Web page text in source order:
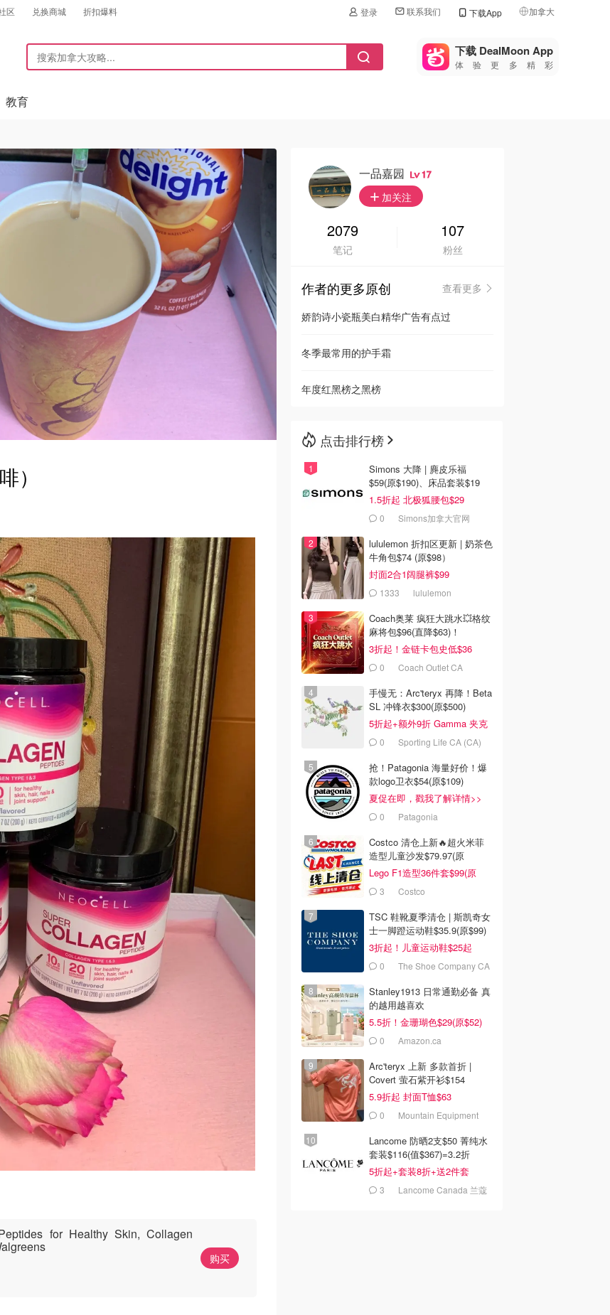
区 兑换商城 折扣爆料 登录 联系我们 下载App 加拿大
🇺🇸
美国
🇨🇳中国
🇮🇹
🇦🇺
🇳🇿新西兰
下载 DealMoon App
体验更多精彩
教育
）
for Healthy Skin, Collagen
购买
一品嘉园 17
加关注
2079
笔记
107
粉丝
作者的更多原创
查看更多
娇韵诗小瓷瓶美白精华广告有点过
冬季最常用的护手霜
年度红黑榜之黑榜
点击排行榜
Simons 大降 | 麂皮乐福
$59(原$190)、床品套装$19
1.5折起 北极狐腰包$29
0 Simons加拿大官网
lululemon 折扣区更新 | 奶茶色
牛角包$74 (原$98）
封面2合1阔腿裤$99
1333 lululemon
Coach奥莱 疯狂大跳水💥格纹
麻将包$96(直降$63)！
3折起！金链卡包史低$36
0 Coach Outlet CA
手慢无：Arc'teryx 再降！Beta
SL 冲锋衣$300(原$500)
5折起+额外9折 Gamma 夹克
$2380 Sporting Life CA (CA)
抢！Patagonia 海量好价！爆
款logo卫衣$54(原$109)
夏促在即，戳我了解详情>>
0 Patagonia
Costco 清仓上新🔥超火米菲
造型儿童沙发$79.97(原
$129.99)
Lego F1造型36件套$99(原
$159)
3 Costco
TSC 鞋靴夏季清仓 | 斯凯奇女
士一脚蹬运动鞋$35.9(原$99)
3折起！儿童运动鞋$25起
0
The Shoe Company CA
Stanley1913 日常通勤必备 真
的越用越喜欢
5.5折！金珊瑚色$29(原$52)
0 Amazon.ca
Arc'teryx 上新 多款首折 |
Covert 萤石紫开衫$154
5.9折起 封面T恤$63
0
Mountain Equipment
Lancome 防晒2支$50 菁纯水
套装$116(值$367)=3.2折
5折起+套装8折+送2件套
3
Lancome Canada 兰蔻